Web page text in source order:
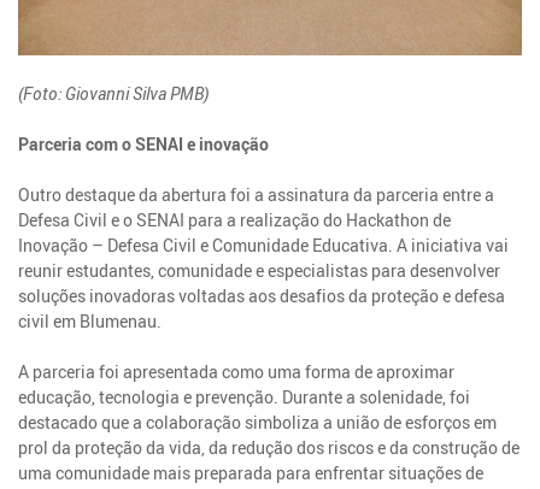
(Foto: Giovanni Silva PMB)
Parceria com o SENAI e inovação
Outro destaque da abertura foi a assinatura da parceria entre a
Defesa Civil e o SENAI para a realização do Hackathon de
Inovação – Defesa Civil e Comunidade Educativa. A iniciativa vai
reunir estudantes, comunidade e especialistas para desenvolver
soluções inovadoras voltadas aos desafios da proteção e defesa
civil em Blumenau.
A parceria foi apresentada como uma forma de aproximar
educação, tecnologia e prevenção. Durante a solenidade, foi
destacado que a colaboração simboliza a união de esforços em
prol da proteção da vida, da redução dos riscos e da construção de
uma comunidade mais preparada para enfrentar situações de